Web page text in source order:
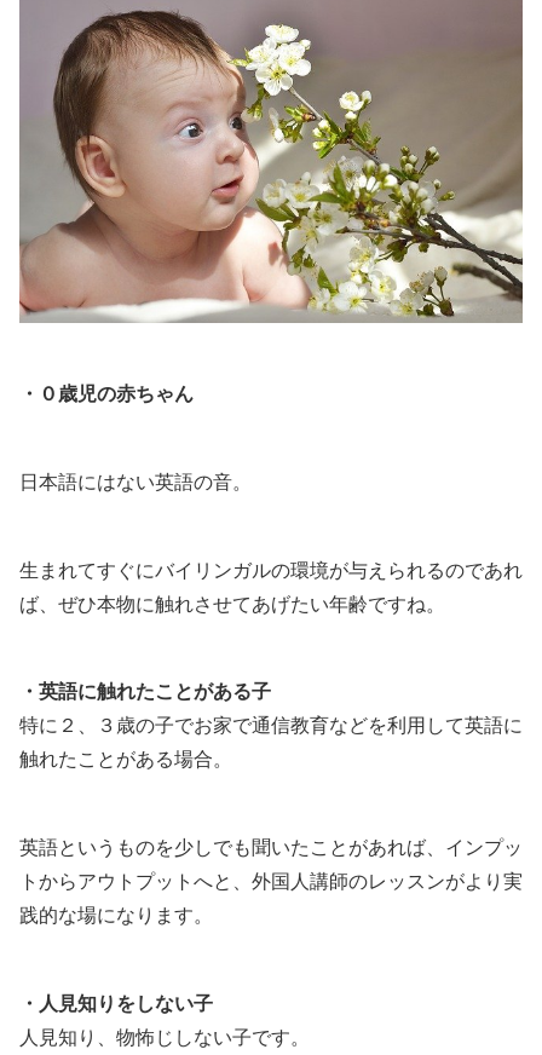
・０歳児の赤ちゃん
日本語にはない英語の音。
生まれてすぐにバイリンガルの環境が与えられるのであれ
ば、ぜひ本物に触れさせてあげたい年齢ですね。
・英語に触れたことがある子
特に２、３歳の子でお家で通信教育などを利用して英語に
触れたことがある場合。
英語というものを少しでも聞いたことがあれば、インプッ
トからアウトプットへと、外国人講師のレッスンがより実
践的な場になります。
・人見知りをしない子
人見知り、物怖じしない子です。